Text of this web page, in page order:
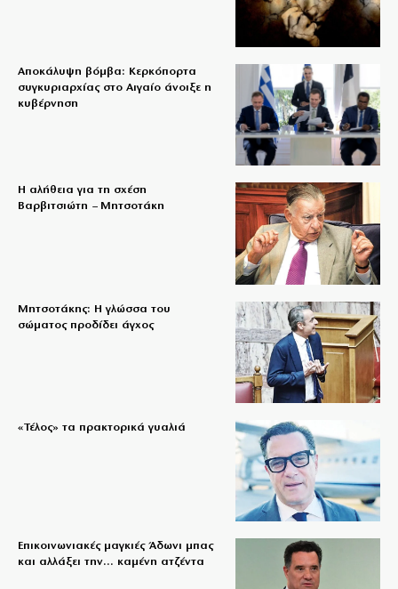
Αποκάλυψη βόμβα: Κερκόπορτα
συγκυριαρχίας στο Αιγαίο άνοιξε η
κυβέρνηση
Η αλήθεια για τη σχέση
Βαρβιτσιώτη – Μητσοτάκη
Μητσοτάκης: Η γλώσσα του
σώματος προδίδει άγχος
«Τέλος» τα πρακτορικά γυαλιά
Επικοινωνιακές μαγκιές Άδωνι μπας
και αλλάξει την… καμένη ατζέντα